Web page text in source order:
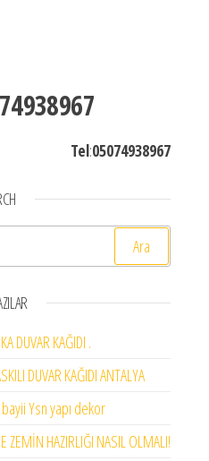
Tel:05074938967
DUVAR KAĞIDI .
DUVAR KAĞIDI ANTALYA
Ysn yapı dekor
ZEMİN HAZIRLIĞI NASIL OLMALI!